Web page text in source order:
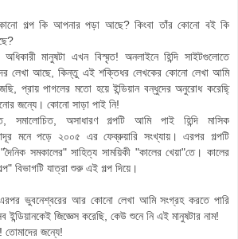
গল্প কি আপনার পড়া আছে? কিংবা তাঁর কোনো বই কি
মানুষটা এখন বিস্মৃত! অনলাইনে হিন্দি সাইটগুলোতে
লেখা আছে, কিন্তু এই শক্তিধর লেখকের কোনো লেখা আমি
প্রায় পাগলের মতো হয়ে ইন্ডিয়ান বন্ধুদের অনুরোধ করেছি্
জন্যে। কোনো সাড়া পাই নি!
অসাধারণ গল্পটি আমি পাই হিন্দি মাসিক
মনে পড়ে ২০০৫ এর ফেব্রুয়ারি সংখ্যায়। এরপর গল্পটি
সমকালের" সাহিত্য সাময়িকী "কালের খেয়া"তে। কালের
বিভাগটি যাত্রা শুরু এই গল্প দিয়ে।
এরপর ভুবনেশ্বরের আর কোনো লেখা আমি সংগ্রহ করতে পারি
ইন্ডিয়ানকেই জিজ্ঞেস করেছি, কেউ শুনে নি এই মানুষটার নাম!
জন্যে!